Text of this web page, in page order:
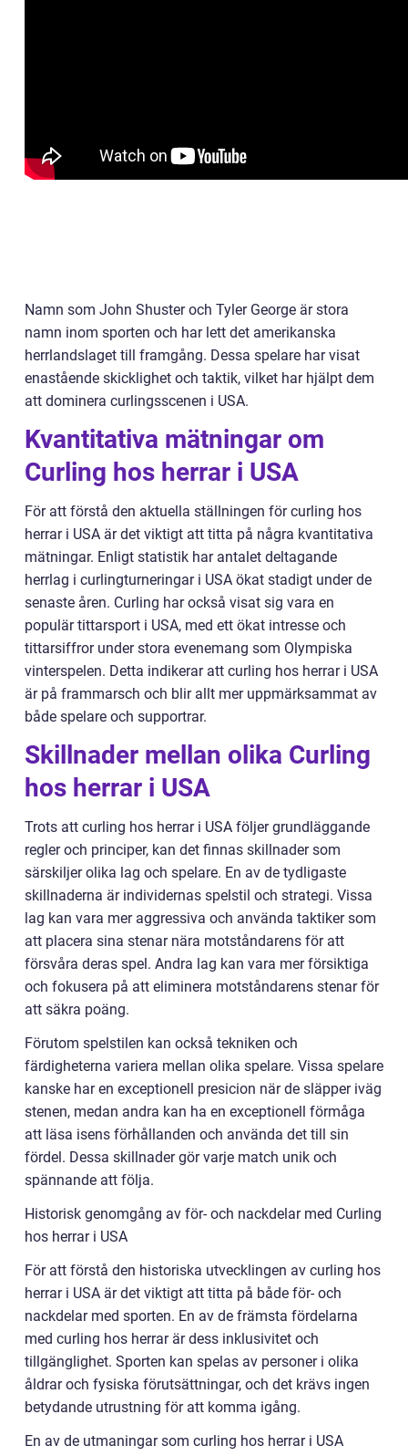
Namn som John Shuster och Tyler George är stora
namn inom sporten och har lett det amerikanska
herrlandslaget till framgång. Dessa spelare har visat
enastående skicklighet och taktik, vilket har hjälpt dem
att dominera curlingsscenen i USA.
Kvantitativa mätningar om
Curling hos herrar i USA
För att förstå den aktuella ställningen för curling hos
herrar i USA är det viktigt att titta på några kvantitativa
mätningar. Enligt statistik har antalet deltagande
herrlag i curlingturneringar i USA ökat stadigt under de
senaste åren. Curling har också visat sig vara en
populär tittarsport i USA, med ett ökat intresse och
tittarsiffror under stora evenemang som Olympiska
vinterspelen. Detta indikerar att curling hos herrar i USA
är på frammarsch och blir allt mer uppmärksammat av
både spelare och supportrar.
Skillnader mellan olika Curling
hos herrar i USA
Trots att curling hos herrar i USA följer grundläggande
regler och principer, kan det finnas skillnader som
särskiljer olika lag och spelare. En av de tydligaste
skillnaderna är individernas spelstil och strategi. Vissa
lag kan vara mer aggressiva och använda taktiker som
att placera sina stenar nära motståndarens för att
försvåra deras spel. Andra lag kan vara mer försiktiga
och fokusera på att eliminera motståndarens stenar för
att säkra poäng.
Förutom spelstilen kan också tekniken och
färdigheterna variera mellan olika spelare. Vissa spelare
kanske har en exceptionell presicion när de släpper iväg
stenen, medan andra kan ha en exceptionell förmåga
att läsa isens förhållanden och använda det till sin
fördel. Dessa skillnader gör varje match unik och
spännande att följa.
Historisk genomgång av för- och nackdelar med Curling
hos herrar i USA
För att förstå den historiska utvecklingen av curling hos
herrar i USA är det viktigt att titta på både för- och
nackdelar med sporten. En av de främsta fördelarna
med curling hos herrar är dess inklusivitet och
tillgänglighet. Sporten kan spelas av personer i olika
åldrar och fysiska förutsättningar, och det krävs ingen
betydande utrustning för att komma igång.
En av de utmaningar som curling hos herrar i USA